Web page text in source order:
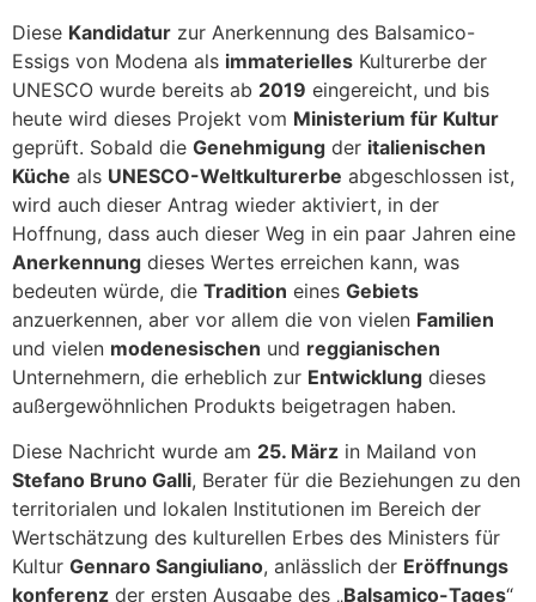
Diese Kandidatur zur Anerkennung des Balsamico-
Essigs von Modena als immaterielles Kulturerbe der
UNESCO wurde bereits ab 2019 eingereicht, und bis
heute wird dieses Projekt vom Ministerium für Kultur
geprüft. Sobald die Genehmigung der italienischen
Küche als UNESCO-Weltkulturerbe abgeschlossen ist,
wird auch dieser Antrag wieder aktiviert, in der
Hoffnung, dass auch dieser Weg in ein paar Jahren eine
Anerkennung dieses Wertes erreichen kann, was
bedeuten würde, die Tradition eines Gebiets
anzuerkennen, aber vor allem die von vielen Familien
und vielen modenesischen und reggianischen
Unternehmern, die erheblich zur Entwicklung dieses
außergewöhnlichen Produkts beigetragen haben.
Diese Nachricht wurde am 25. März in Mailand von
Stefano Bruno Galli, Berater für die Beziehungen zu den
territorialen und lokalen Institutionen im Bereich der
Wertschätzung des kulturellen Erbes des Ministers für
Kultur Gennaro Sangiuliano, anlässlich der Eröffnungs
konferenz der ersten Ausgabe des „Balsamico-Tages“